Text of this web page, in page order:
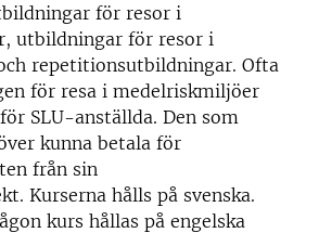
för resor i
utbildningar för resor i
repetitionsutbildningar. Ofta
för resa i medelriskmiljöer
SLU-anställda. Den som
kunna betala för
från sin
Kurserna hålls på svenska.
kurs hållas på engelska